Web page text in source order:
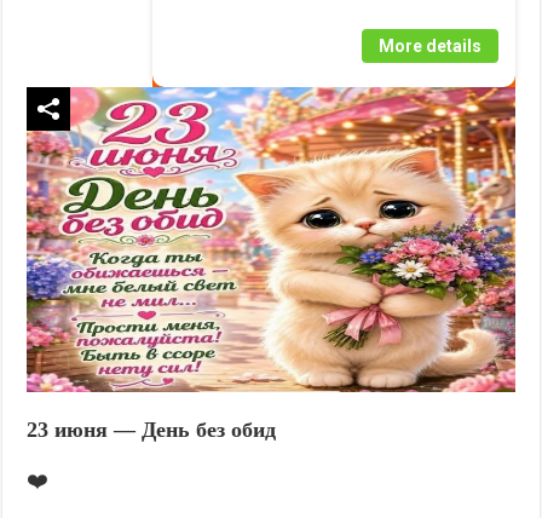
More details
23 июня — День без обид
❤️